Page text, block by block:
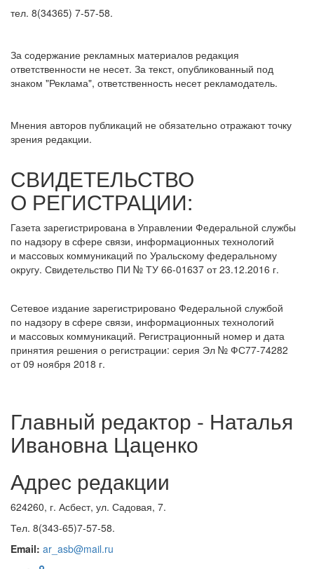
тел. 8(34365) 7-57-58.
За содержание рекламных материалов редакция
ответственности не несет. За текст, опубликованный под
знаком "Реклама", ответственность несет рекламодатель.
Мнения авторов публикаций не обязательно отражают точку
зрения редакции.
СВИДЕТЕЛЬСТВО
О РЕГИСТРАЦИИ:
Газета зарегистрирована в Управлении Федеральной службы
по надзору в сфере связи, информационных технологий
и массовых коммуникаций по Уральскому федеральному
округу. Свидетельство ПИ № ТУ 66-01637 от 23.12.2016 г.
Сетевое издание зарегистрировано Федеральной службой
по надзору в сфере связи, информационных технологий
и массовых коммуникаций. Регистрационный номер и дата
принятия решения о регистрации: серия Эл № ФС77-74282
от 09 ноября 2018 г.
Главный редактор - Наталья
Ивановна Цаценко
Адрес редакции
624260, г. Асбест, ул. Садовая, 7.
Тел. 8(343-65)7-57-58.
Email: ar_asb@mail.ru